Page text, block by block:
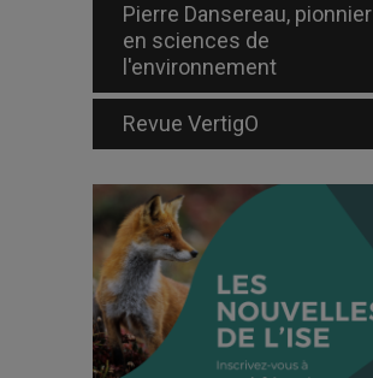
Pierre Dansereau, pionnier
en sciences de
l'environnement
Revue VertigO